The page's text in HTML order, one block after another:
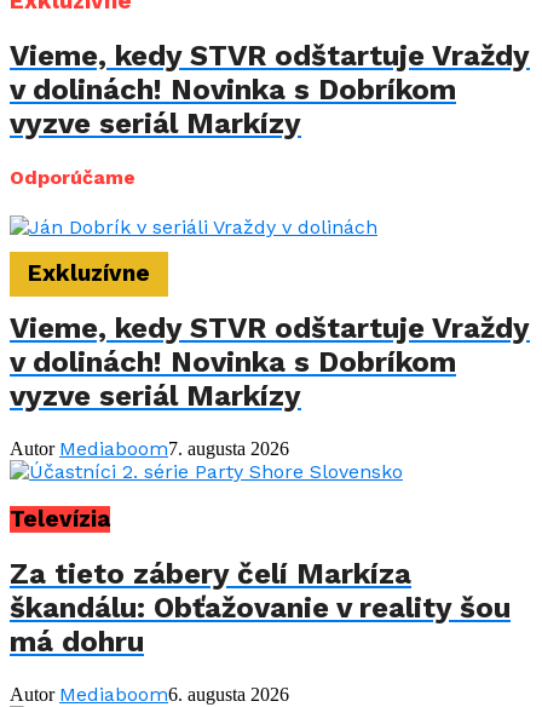
Vieme, kedy STVR odštartuje Vraždy
v dolinách! Novinka s Dobríkom
vyzve seriál Markízy
Odporúčame
Exkluzívne
Vieme, kedy STVR odštartuje Vraždy
v dolinách! Novinka s Dobríkom
vyzve seriál Markízy
Autor Mediaboom7. augusta 2026
Televízia
Za tieto zábery čelí Markíza
škandálu: Obťažovanie v reality šou
má dohru
Autor Mediaboom6. augusta 2026